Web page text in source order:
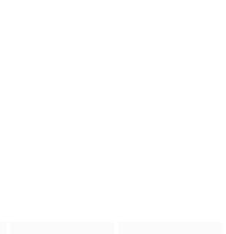
典礼后，被一种突如其来的冲动驱使。回到